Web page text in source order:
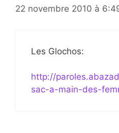
22 novembre 2010 à
Les Glochos:
http://
sac-a-main-des-